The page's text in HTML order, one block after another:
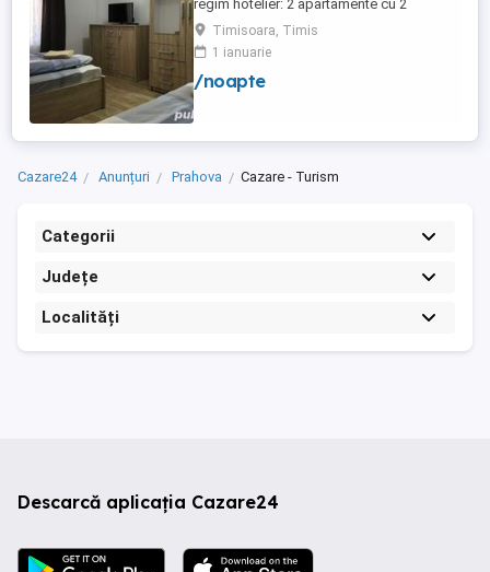
regim hotelier: 2 apartamente cu 2
dormitoare, baie si bucatarie proprie. (4
locuri cazare in fiecare apartament) 1
apartament cu 1 dormitor, baie si
bucatarie proprie. (3 locuri cazare) Fiecare
Timisoara, Timis
1 ianuarie
/noapte
Cazare24 Anunțuri Prahova Cazare - Turism
Categorii
Județe
Localități
Descarcă aplicația Cazare24